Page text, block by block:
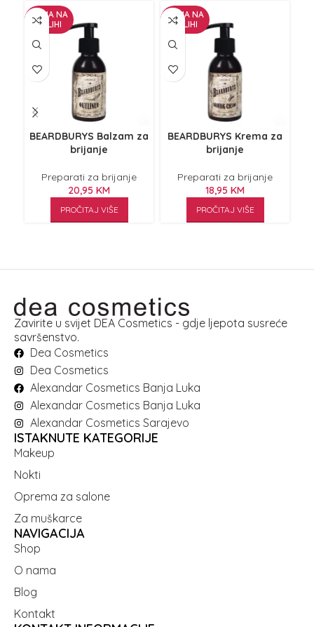
NEMA NA
ZALIHI
BEARDBURYS Balzam za
brijanje
Preparati za brijanje
20,95 KM
PROČITAJ VIŠE
NEMA NA
ZALIHI
BEARDBURYS Krema za
brijanje
Preparati za brijanje
18,95 KM
PROČITAJ VIŠE
Zavirite u svijet DEA Cosmetics - gdje ljepota susreće
savršenstvo.
Dea Cosmetics
Dea Cosmetics
Alexandar Cosmetics Banja Luka
Alexandar Cosmetics Banja Luka
Alexandar Cosmetics Sarajevo
ISTAKNUTE KATEGORIJE
Makeup
Nokti
Oprema za salone
Za muškarce
NAVIGACIJA
Shop
O nama
Blog
Kontakt